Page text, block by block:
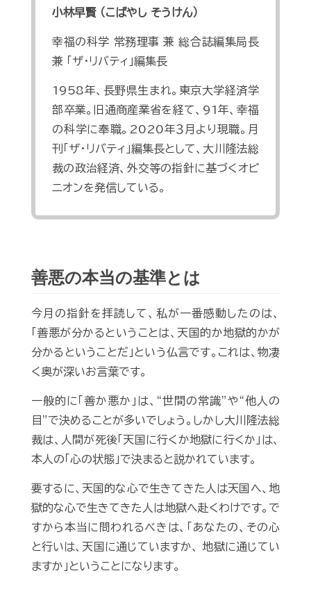
小林早賢 （こばやし そうけん）
幸福の科学 常務理事 兼 総合誌編集局長
兼 「ザ・リバティ」編集長
1958年、長野県生まれ。東京大学経済学
部卒業。旧通商産業省を経て、91年、幸福
の科学に奉職。2020年３月より現職。月
刊「ザ・リバティ」編集長として、大川隆法総
裁の政治経済、外交等の指針に基づくオピ
ニオンを発信している。
善悪の本当の基準とは
今月の指針を拝読して、私が一番感動したのは、
「善悪が分かるということは、天国的か地獄的かが
分かるということだ」という仏言です。これは、物凄
く奥が深いお言葉です。
一般的に「善か悪か」は、“世間の常識”や“他人の
目”で決めることが多いでしょう。しかし大川隆法総
裁は、人間が死後「天国に行くか地獄に行くか」は、
本人の「心の状態」で決まると説かれています。
要するに、天国的な心で生きてきた人は天国へ、地
獄的な心で生きてきた人は地獄へ赴くわけです。で
すから本当に問われるべきは、「あなたの、その心
と行いは、天国に通じていますか、 地獄に通じてい
ますか」ということになります。